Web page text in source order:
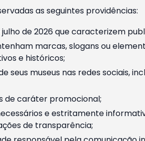
as seguintes providências:
de 2026 que caracterizem
marcas, slogans ou
e históricos;
museus nas redes sociais,
de caráter promocional;
e estritamente
de transparência;